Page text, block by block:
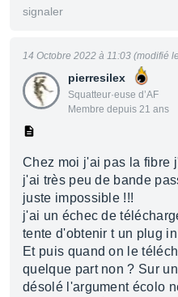
signaler
pierresilex
Squatteur·euse d’AF
Membre depuis 21 ans
14 Octobre 2022 à 11:03 (modifié
Chez moi j'ai pas la fibre
j'ai très peu de bande
juste impossible !!!
j'ai un échec de
tente d'obtenir t un plug
Et puis quand on le
quelque part non ? Sur
désolé l'argument écolo